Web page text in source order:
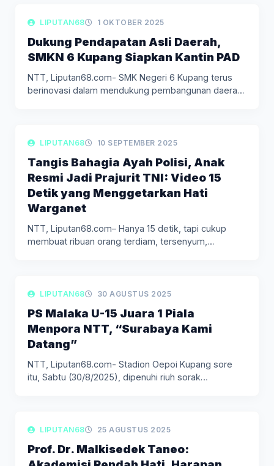
LIPUTAN DAERAH
LIPUTAN68 1 OKTOBER 2025
Dukung Pendapatan Asli Daerah,
SMKN 6 Kupang Siapkan Kantin PAD
NTT, Liputan68.com- SMK Negeri 6 Kupang terus
berinovasi dalam mendukung pembangunan daerah.
LIPUTAN DAERAH
LIPUTAN68 10 SEPTEMBER 2025
Tangis Bahagia Ayah Polisi, Anak
Resmi Jadi Prajurit TNI: Video 15
Detik yang Menggetarkan Hati
Warganet
NTT, Liputan68.com– Hanya 15 detik, tapi cukup
membuat ribuan orang terdiam, tersenyum,…
LIPUTAN DAERAH
LIPUTAN68 30 AGUSTUS 2025
PS Malaka U-15 Juara 1 Piala
Menpora NTT, “Surabaya Kami
Datang”
NTT, Liputan68.com- Stadion Oepoi Kupang sore
itu, Sabtu (30/8/2025), dipenuhi riuh sorak…
LIPUTAN DAERAH
LIPUTAN68 25 AGUSTUS 2025
Prof. Dr. Malkisedek Taneo: